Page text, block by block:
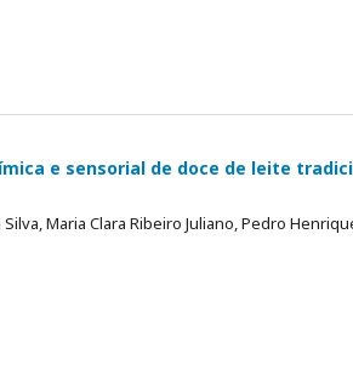
e sensorial de doce de leite
Maria Clara Ribeiro Juliano, Pedro